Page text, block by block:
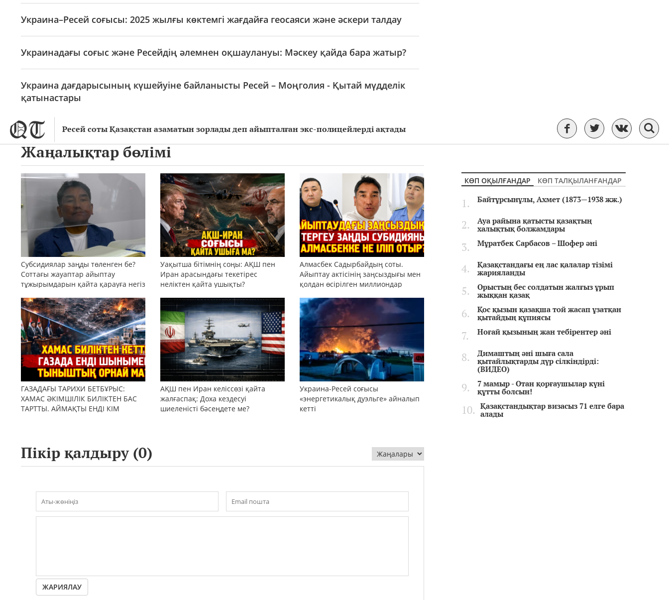
Ресей соты Қазақстан азаматын зорлады деп айыпталған экс-полицейлерді ақтады
Украина–Ресей соғысы: 2025 жылғы көктемгі жағдайға геосаяси және әскери талдау
Украинадағы соғыс және Ресейдің әлемнен оқшаулануы: Мәскеу қайда бара жатыр?
Украина дағдарысының күшейуіне байланысты Ресей – Моңголия - Қытай мүдделік
қатынастары
Жаңалықтар бөлімі
Субсидиялар заңды төленген бе?
Соттағы жауаптар айыптау
тұжырымдарын қайта қарауға негіз
Уақытша бітімнің соңы: АҚШ пен
Иран арасындағы текетірес
неліктен қайта ушықты?
Алмасбек Садырбайдың соты.
Айыптау актісінің заңсыздығы мен
қолдан өсірілген миллиондар
ГАЗАДАҒЫ ТАРИХИ БЕТБҰРЫС:
ХАМАС ӘКІМШІЛІК БИЛІКТЕН БАС
ТАРТТЫ. АЙМАҚТЫ ЕНДІ КІМ
АҚШ пен Иран келіссөзі қайта
жалғаспақ: Доха кездесуі
шиеленісті бәсеңдете ме?
Украина-Ресей соғысы
«энергетикалық дуэльге» айналып
кетті
Пікір қалдыру (0)
ЖАРИЯЛАУ
КӨП ОҚЫЛҒАНДАР
КӨП ТАЛҚЫЛАНҒАНДАР
Байтұрсынұлы, Ахмет (1873—1938 жж.)
Ауа райына қатысты қазақтың
халықтық болжамдары
Мұратбек Сарбасов – Шофер әні
Қазақстандағы ең лас қалалар тізімі
жарияланды
Орыстың бес солдатын жалғыз ұрып
жыққан қазақ
Қос қызын қазақша той жасап ұзатқан
қытайдың құпиясы
Ноғай қызының жан тебірентер әні
Димаштың әні шыға сала
қытайлықтарды дүр сілкіндірді:
(ВИДЕО)
7 мамыр - Отан қорғаушылар күні
құтты болсын!
Қазақстандықтар визасыз 71 елге бара
алады